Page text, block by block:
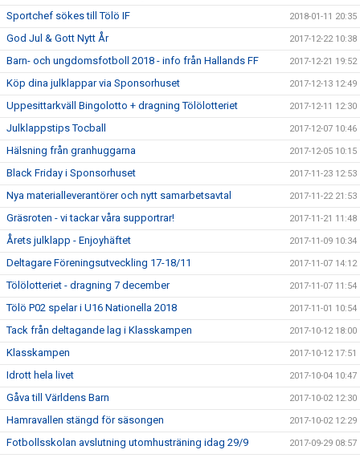
Sportchef sökes till Tölö IF 2018-01-11 20:35
God Jul & Gott Nytt År 2017-12-22 10:38
Barn- och ungdomsfotboll 2018 - info från Hallands FF 2017-12-21 19:52
Köp dina julklappar via Sponsorhuset 2017-12-13 12:49
Uppesittarkväll Bingolotto + dragning Tölölotteriet 2017-12-11 12:30
Julklappstips Tocball 2017-12-07 10:46
Hälsning från granhuggarna 2017-12-05 10:15
Black Friday i Sponsorhuset 2017-11-23 12:53
Nya materialleverantörer och nytt samarbetsavtal 2017-11-22 21:53
Gräsroten - vi tackar våra supportrar! 2017-11-21 11:48
Årets julklapp - Enjoyhäftet 2017-11-09 10:34
Deltagare Föreningsutveckling 17-18/11 2017-11-07 14:12
Tölölotteriet - dragning 7 december 2017-11-07 11:54
Tölö P02 spelar i U16 Nationella 2018 2017-11-01 10:54
Tack från deltagande lag i Klasskampen 2017-10-12 18:00
Klasskampen 2017-10-12 17:51
Idrott hela livet 2017-10-04 10:47
Gåva till Världens Barn 2017-10-02 12:30
Hamravallen stängd för säsongen 2017-10-02 12:29
Fotbollsskolan avslutning utomhusträning idag 29/9 2017-09-29 08:57